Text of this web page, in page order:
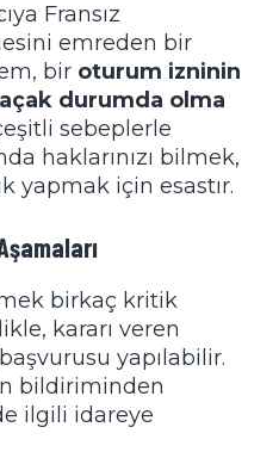
Fransız
emreden bir
bir oturum izninin
durumda olma
sebeplerle
haklarınızı bilmek,
yapmak için esastır.
birkaç kritik
kararı veren
başvurusu yapılabilir.
bildiriminden
ilgili idareye